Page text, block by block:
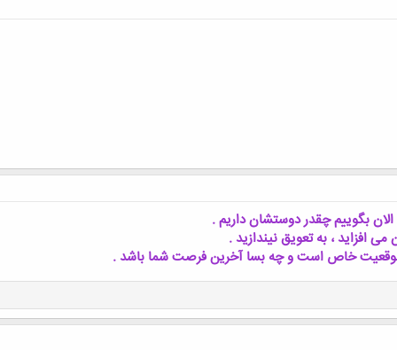
بگوییم چقدر دوستشان داریم .
افزاید ، به تعویق نیندازید .
خاص است و چه بسا آخرین فرصت شما باشد .